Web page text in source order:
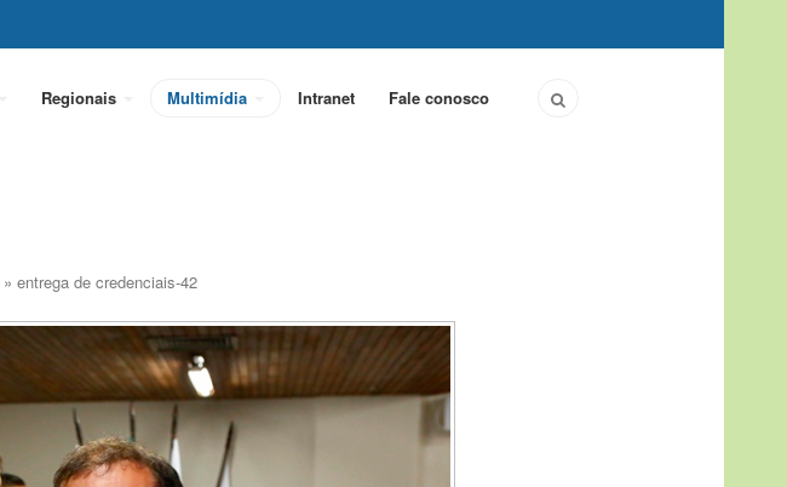
Regionais Multimídia Intranet Fale conosco
» entrega de credenciais-42